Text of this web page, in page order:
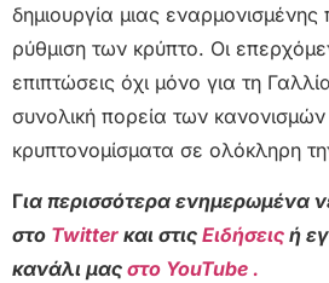
δημιουργία μιας
ρύθμιση των κρύπτο. Οι
επιπτώσεις όχι μόνο για τη
συνολική πορεία των κανονισμών
κρυπτονομίσματα σε ολόκληρη
Για περισσότερα ενημερωμένα
στο Twitter και στις Ειδήσεις ή
κανάλι μας στο YouTube .